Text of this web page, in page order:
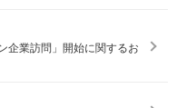
企業訪問」開始に関するお